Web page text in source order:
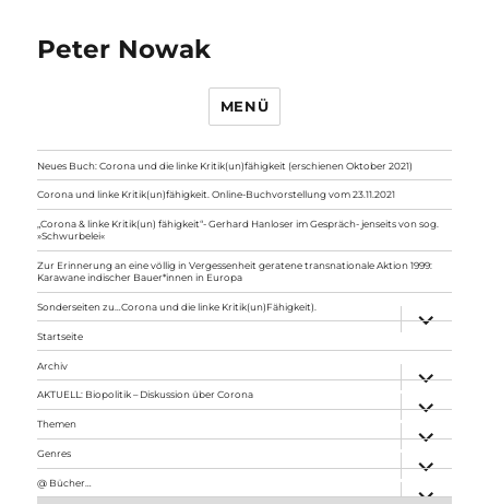
Peter Nowak
MENÜ
Neues Buch: Corona und die linke Kritik(un)fähigkeit (erschienen Oktober 2021)
Corona und linke Kritik(un)fähigkeit. Online-Buchvorstellung vom 23.11.2021
„Corona & linke Kritik(un) fähigkeit“- Gerhard Hanloser im Gespräch- jenseits von sog.
»Schwurbelei«
Zur Erinnerung an eine völlig in Vergessenheit geratene transnationale Aktion 1999:
Karawane indischer Bauer*innen in Europa
Sonderseiten zu…Corona und die linke Kritik(un)Fähigkeit).
anzeigen
Startseite
Archiv
anzeigen
AKTUELL: Biopolitik – Diskussion über Corona
anzeigen
Themen
anzeigen
Genres
anzeigen
@ Bücher…